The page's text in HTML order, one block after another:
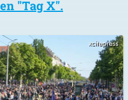
"Tag X".
xcitepress